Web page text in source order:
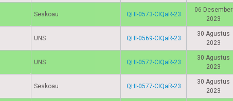
Seskoau QHI-0573-CIQaR-23
06 Desember
2023
UNS QHI-0569-CIQaR-23
30 Agustus
2023
UNS QHI-0572-CIQaR-23
30 Agustus
2023
Seskoau QHI-0577-CIQaR-23
30 Agustus
2023